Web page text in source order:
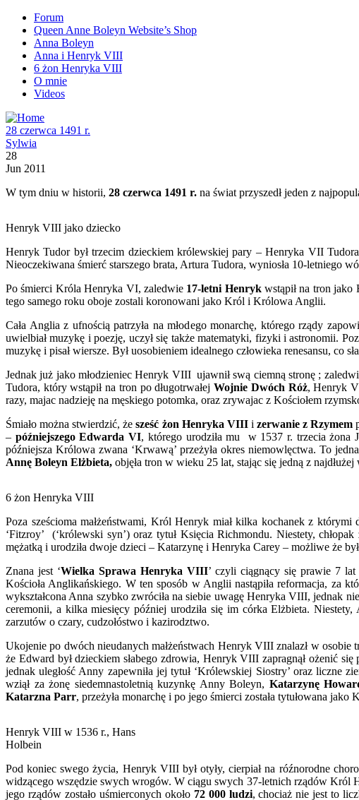
Forum
Queen Anne Boleyn Website’s Shop
Anna Boleyn
Anna i Henryk VIII
6 żon Henryka VIII
O mnie
Videos
28 czerwca 1491 r.
Sylwia
28
Jun 2011
W tym dniu w historii, 28 czerwca 1491 r. na świat przyszedł jeden z
Henryk VIII jako dziecko
Henryk Tudor był trzecim dzieckiem królewskiej pary – Henryka VII
Nieoczekiwana śmierć starszego brata, Artura Tudora, wyniosła 10-letniego
Po śmierci Króla Henryka VI, zaledwie 17-letni Henrykwstąpił na tron jako
tego samego roku oboje zostali koronowani jako Król i Królowa Anglii.
Cała Anglia z ufnością patrzyła na młodego monarchę, którego rządy
uwielbiał muzykę i poezję, uczył się także matematyki, fizyki i astronomii.
muzykę i pisał wiersze. Był uosobieniem idealnego człowieka renesansu, co
Jednak już jako młodzieniec Henryk VIII ujawnił swą ciemną stronę ;
Tudora, który wstąpił na tron po długotrwałejWojnie Dwóch Róż, Henryk
razy, majac nadzieję na męskiego potomka, oraz zrywajac z Kościołem
Śmiało można stwierdzić, żesześć żon Henryka VIIIi zerwanie z Rzymem
– późniejszego Edwarda VI, którego urodziła mu w 1537 r. trzecia żona
późniejsza Królowa zwana ‘Krwawą’ przeżyła okres niemowlęctwa. To
Annę Boleyn Elżbieta, objęła tron w wieku 25 lat, stając się jedną z
6 żon Henryka VIII
Poza sześcioma małżeństwami, Król Henryk miał kilka kochanek z
‘Fitzroy’ (‘królewski syn’) oraz tytuł Księcia Richmondu. Niestety,
mężatką i urodziła dwoje dzieci – Katarzynę i Henryka Carey – możliwe że
Znana jest ‘Wielka Sprawa Henryka VIII’ czyli ciągnący się prawie 7
Kościoła Anglikańskiego. W ten sposób w Anglii nastąpiła reformacja, za
wykształcona Anna szybko zwróciła na siebie uwagę Henryka VIII, jednak
ceremonii, a kilka miesięcy później urodziła się im córka Elżbieta.
zarzutów o czary, cudzołóstwo i kazirodztwo.
Ukojenie po dwóch nieudanych małżeństwach Henryk VIII znalazł w osobie
że Edward był dzieckiem słabego zdrowia, Henryk VIII zapragnął ożenić
jednak uległość Anny zapewniła jej tytuł ‘Królewskiej Siostry’ oraz
wziął za żonę siedemnastoletnią kuzynkę Anny Boleyn, Katarzynę
Katarzna Parr, przeżyła monarchę i po jego śmierci została tytułowana
Henryk VIII w 1536 r., Hans
Holbein
Pod koniec swego życia, Henryk VIII był otyły, cierpiał na róźnorodne
widzącego wszędzie swych wrogów. W ciągu swych 37-letnich rządów Król
jego rządów zostało uśmierconych około 72 000 ludzi, chociaż nie jest to